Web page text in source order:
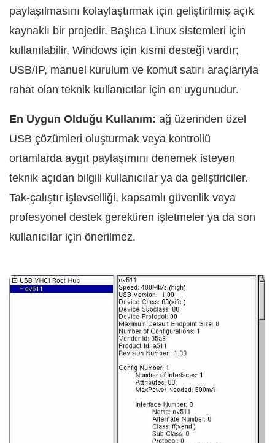
paylaşılmasını kolaylaştırmak için geliştirilmiş açık
kaynaklı bir projedir. Başlıca Linux sistemleri için
kullanılabilir, Windows için kısmi desteği vardır;
USB/IP, manuel kurulum ve komut satırı araçlarıyla
rahat olan teknik kullanıcılar için en uygunudur.
En Uygun Olduğu Kullanım: ağ üzerinden özel
USB çözümleri oluşturmak veya kontrollü
ortamlarda aygıt paylaşımını denemek isteyen
teknik açıdan bilgili kullanıcılar ya da geliştiriciler.
Tak-çalıştır işlevselliği, kapsamlı güvenlik veya
profesyonel destek gerektiren işletmeler ya da son
kullanıcılar için önerilmez.